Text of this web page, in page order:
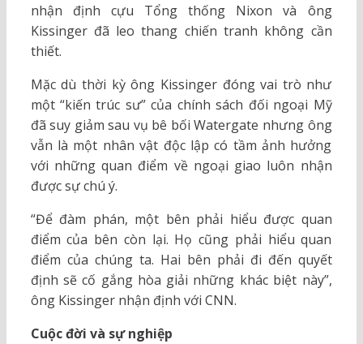
nhận định cựu Tổng thống Nixon và ông
Kissinger đã leo thang chiến tranh không cần
thiết.
Mặc dù thời kỳ ông Kissinger đóng vai trò như
một “kiến trúc sư” của chính sách đối ngoại Mỹ
đã suy giảm sau vụ bê bối Watergate nhưng ông
vẫn là một nhân vật độc lập có tầm ảnh hưởng
với những quan điểm về ngoại giao luôn nhận
được sự chú ý.
“Để đàm phán, một bên phải hiểu được quan
điểm của bên còn lại. Họ cũng phải hiểu quan
điểm của chúng ta. Hai bên phải đi đến quyết
định sẽ cố gắng hòa giải những khác biệt này”,
ông Kissinger nhận định với CNN.
Cuộc đời và sự nghiệp